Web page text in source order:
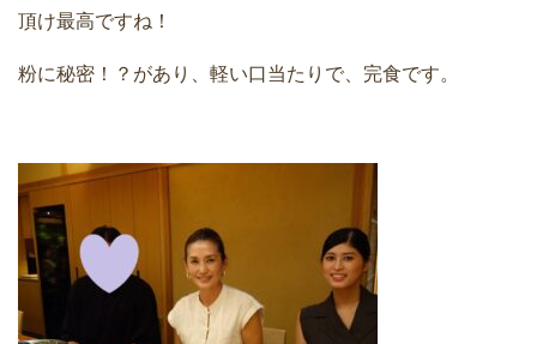
頂け最高ですね！
粉に秘密！？があり、軽い口当たりで、完食です。